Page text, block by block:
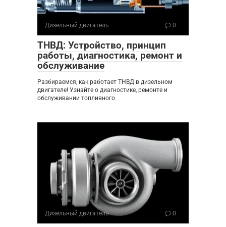
Дизельный двигатель 0
ТНВД: Устройство, принцип
работы, диагностика, ремонт и
обслуживание
Разбираемся, как работает ТНВД в дизельном
двигателе! Узнайте о диагностике, ремонте и
обслуживании топливного
Дизельный двигатель 0